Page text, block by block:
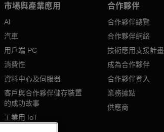
市場與產業應用
AI
汽車
用戶端 PC
消費性
資料中心及伺服器
客戶與合作夥伴儲存裝置
的成功故事
工業用 IoT
合作夥伴
合作夥伴總覽
合作夥伴網絡
技術應用支援計畫
成為合作夥伴
合作夥伴登入
業務據點
供應商